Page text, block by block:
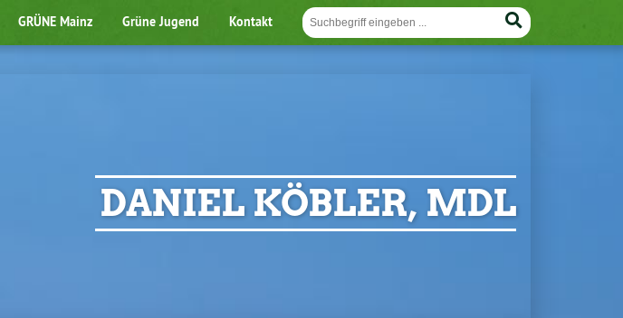
GRÜNE Mainz Grüne Jugend Kontakt
DANIEL KÖBLER, MDL